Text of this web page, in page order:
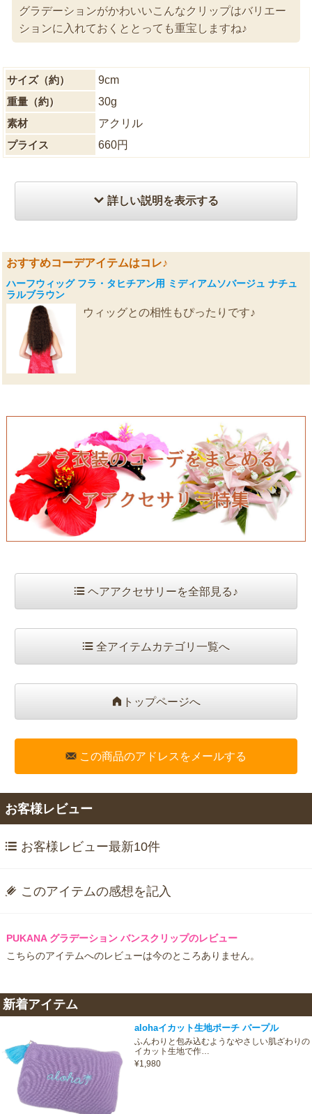
グラデーションがかわいいこんなクリップはバリエー
ションに入れておくととっても重宝しますね♪
サイズ（約）
9cm
重量（約）
30g
素材
アクリル
プライス
660円
詳しい説明を表示する
おすすめコーデアイテムはコレ♪
ハーフウィッグ フラ・タヒチアン用 ミディアムソバージュ ナチュ
ラルブラウン
ウィッグとの相性もぴったりです♪
ヘアアクセサリーを全部見る♪
全アイテムカテゴリ一覧へ
トップページへ
この商品のアドレスをメールする
お客様レビュー
お客様レビュー最新10件
このアイテムの感想を記入
PUKANA グラデーション バンスクリップのレビュー
こちらのアイテムへのレビューは今のところありません。
新着アイテム
alohaイカット生地ポーチ パープル
ふんわりと包み込むようなやさしい肌ざわりの
イカット生地で作…
¥1,980